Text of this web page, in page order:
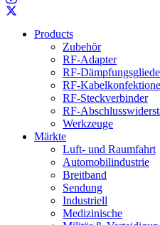
Products
Zubehör
RF-Adapter
RF-
RF-
RF-Steckverbinder
RF-
Werkzeuge
Märkte
Luft- und Raumfahrt
Automobilindustrie
Breitband
Sendung
Industriell
Medizinische